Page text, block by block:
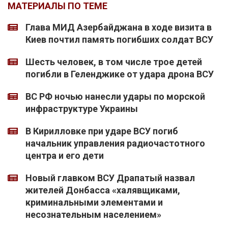
МАТЕРИАЛЫ ПО ТЕМЕ
Глава МИД Азербайджана в ходе визита в
Киев почтил память погибших солдат ВСУ
Шесть человек, в том числе трое детей
погибли в Геленджике от удара дрона ВСУ
ВС РФ ночью нанесли удары по морской
инфраструктуре Украины
В Кирилловке при ударе ВСУ погиб
начальник управления радиочастотного
центра и его дети
Новый главком ВСУ Драпатый назвал
жителей Донбасса «халявщиками,
криминальными элементами и
несознательным населением»